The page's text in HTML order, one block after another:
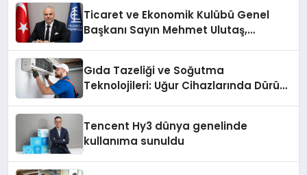
Ticaret ve Ekonomik Kulübü Genel
Başkanı Sayın Mehmet Ulutaş,
Gıda Tazeliği ve Soğutma
Teknolojileri: Uğur Cihazlarında Dürüst
Tencent Hy3 dünya genelinde
kullanıma sunuldu